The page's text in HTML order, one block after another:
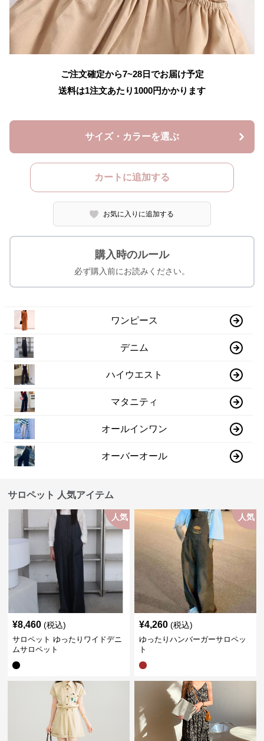
ご注文確定から7~28日でお届け予定
送料は1注文あたり 1000円かかります
サイズ・カラーを選ぶ
カートに追加する
お気に入りに追加する
購入時のルール
必ず購入前にお読みください。
ワンピース
デニム
ハイウエスト
マタニティ
オールインワン
オーバーオール
サロペット 人気アイテム
人気
¥8,460 (税込)
サロペット ゆったりワイドデニ
ムサロペット
人気
¥4,260 (税込)
ゆったりハンバーガーサロペッ
ト